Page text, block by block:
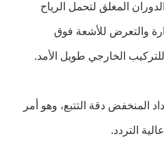
المغلق لتحمل الرياح
والتعرض للأشعة فوق
الخارجي طويل الأمد.
المنخفض دقة التتبع، وهو أمر
التردد.